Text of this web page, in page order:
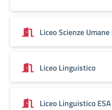
Liceo Scienze
Liceo Linguistico
Liceo Linguistico